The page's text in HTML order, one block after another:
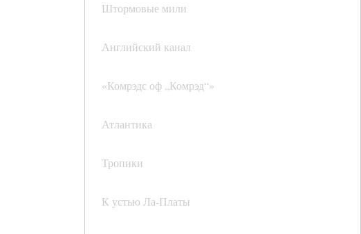
Штормовые мили
Английский канал
«Комрэдс оф „Комрэд“»
Атлантика
Тропики
К устью Ла-Платы